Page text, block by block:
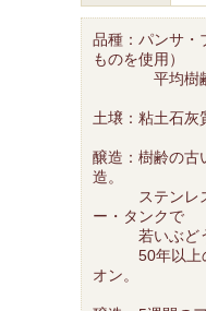
品種：パンサ・
ものを使用）
平均樹齢
土壌：粘土石灰
醸造：樹齢の古
造。
ステンレス
ー・タンクで
若いぶどう
50年以上の
オン。